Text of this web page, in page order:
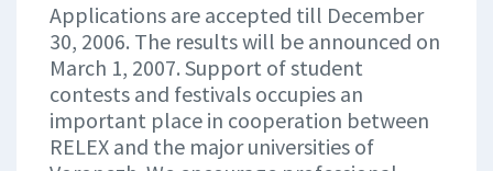
Applications are accepted till December
30, 2006. The results will be announced on
March 1, 2007. Support of student
contests and festivals occupies an
important place in cooperation between
RELEX and the major universities of